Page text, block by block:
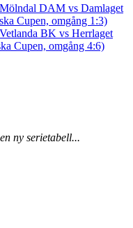
Mölndal DAM vs Damlaget
Cupen, omgång 1:3)
Vetlanda BK vs Herrlaget
Cupen, omgång 4:6)
ny serietabell...